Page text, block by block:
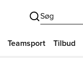
Søg
Teamsport Tilbud